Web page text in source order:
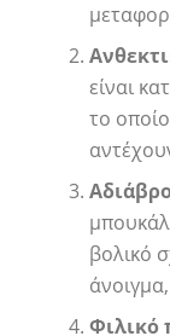
είναι
το οποίο
βολικό
Φιλικό